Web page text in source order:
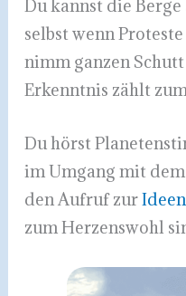
Du kannst die Berge
selbst wenn
nimm ganzen
Erkenntnis zählt
Du hörst
im Umgang mit
den Aufruf zur
zum Herzenswohl